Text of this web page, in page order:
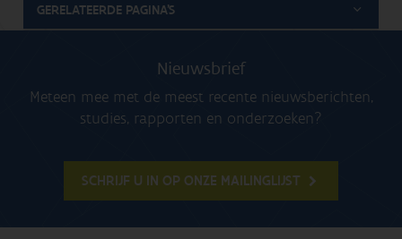
GERELATEERDE PAGINA'S
Nieuwsbrief
Meteen mee met de meest recente nieuwsberichten,
studies, rapporten en onderzoeken?
SCHRIJF U IN OP ONZE MAILINGLIJST